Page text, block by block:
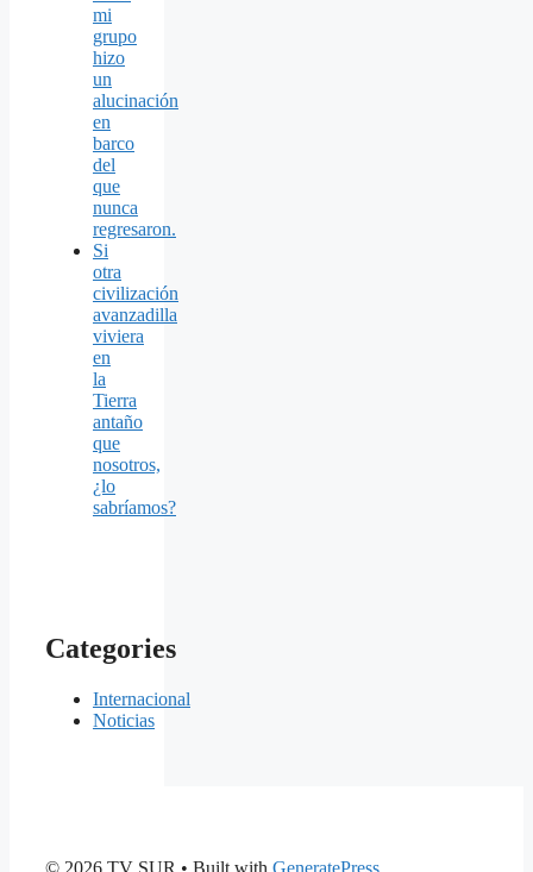
mi
grupo
hizo
un
alucinación
en
barco
del
que
nunca
regresaron.
Si
otra
civilización
avanzadilla
viviera
en
la
Tierra
antaño
que
nosotros,
¿lo
sabríamos?
Categories
Internacional
Noticias
© 2026 TV SUR • Built with GeneratePress